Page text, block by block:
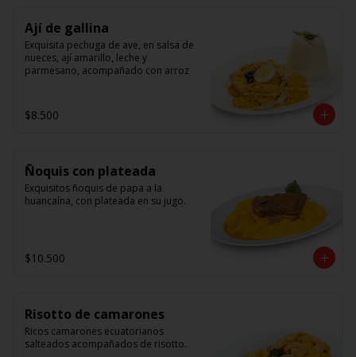
Ají de gallina
Exquisita pechuga de ave, en salsa de
nueces, ají amarillo, leche y
parmesano, acompañado con arroz
$8.500
Ñoquis con plateada
Exquisitos ñoquis de papa a la
huancaína, con plateada en su jugo.
$10.500
Risotto de camarones
Ricos camarones ecuatorianos
salteados acompañados de risotto.